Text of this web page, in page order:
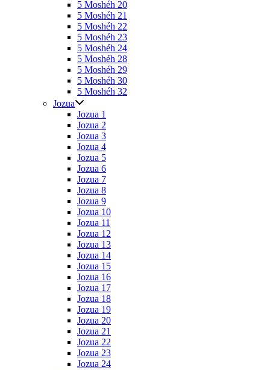
5 Moshéh 20
5 Moshéh 21
5 Moshéh 22
5 Moshéh 23
5 Moshéh 24
5 Moshéh 28
5 Moshéh 29
5 Moshéh 30
5 Moshéh 32
Jozua
Jozua 1
Jozua 2
Jozua 3
Jozua 4
Jozua 5
Jozua 6
Jozua 7
Jozua 8
Jozua 9
Jozua 10
Jozua 11
Jozua 12
Jozua 13
Jozua 14
Jozua 15
Jozua 16
Jozua 17
Jozua 18
Jozua 19
Jozua 20
Jozua 21
Jozua 22
Jozua 23
Jozua 24